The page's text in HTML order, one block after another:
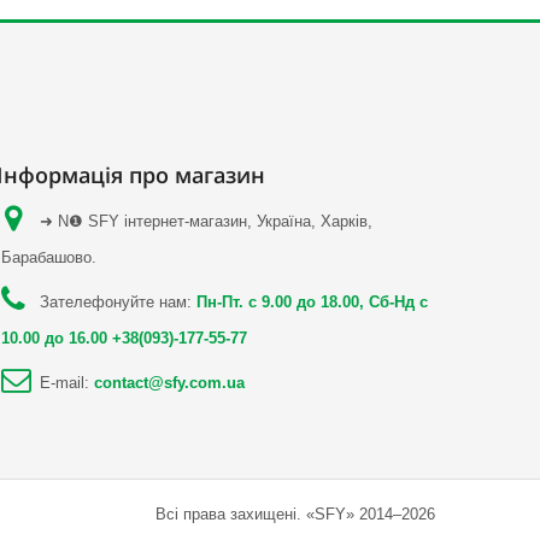
про магазин
➜ N❶ SFY інтернет-магазин, Україна, Харків,
Барабашово.
Зателефонуйте нам: Пн-Пт. с 9.00 до 18.00, Сб-Нд с
10.00 до 16.00 +38(093)-177-55-77
E-mail: contact@sfy.com.ua
Всі права захищені. «SFY» 2014–2026